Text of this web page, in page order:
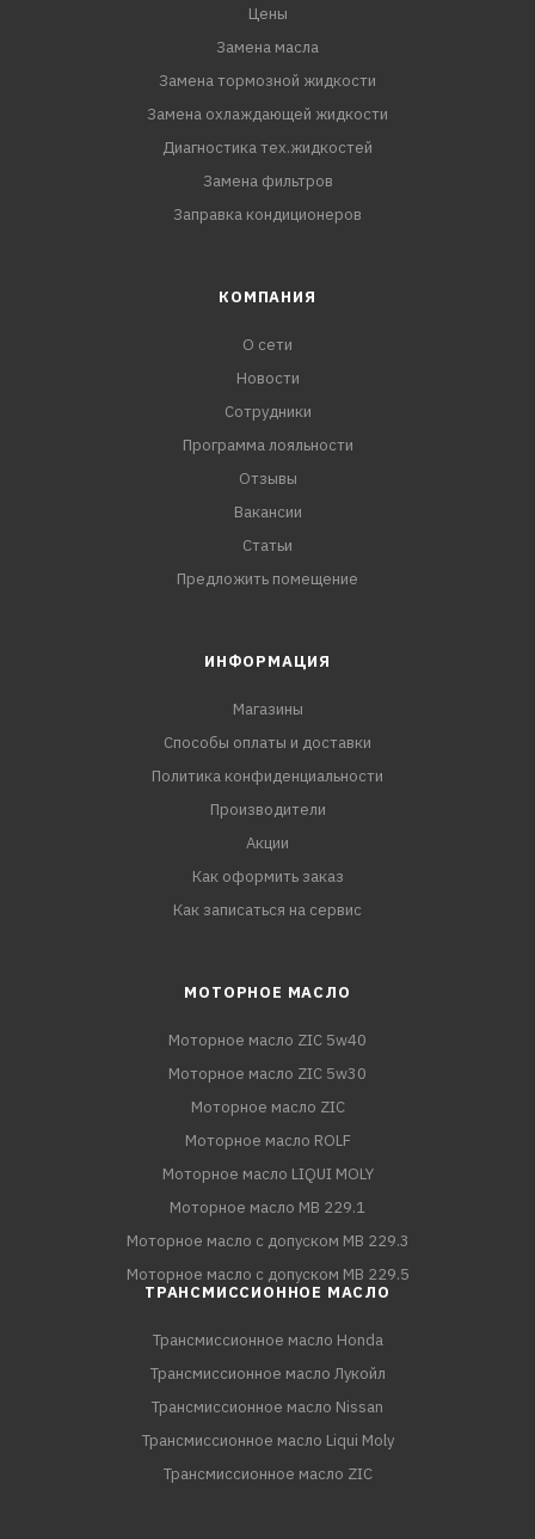
Цены
Замена масла
Замена тормозной жидкости
Замена охлаждающей жидкости
Диагностика тех.жидкостей
Замена фильтров
Заправка кондиционеров
КОМПАНИЯ
О сети
Новости
Сотрудники
Программа лояльности
Отзывы
Вакансии
Статьи
Предложить помещение
ИНФОРМАЦИЯ
Магазины
Способы оплаты и доставки
Политика конфиденциальности
Производители
Акции
Как оформить заказ
Как записаться на сервис
МОТОРНОЕ МАСЛО
Моторное масло ZIC 5w40
Моторное масло ZIC 5w30
Моторное масло ZIC
Моторное масло ROLF
Моторное масло LIQUI MOLY
Моторное масло MB 229.1
Моторное масло с допуском MB 229.3
Моторное масло с допуском MB 229.5
ТРАНСМИССИОННОЕ МАСЛО
Трансмиссионное масло Honda
Трансмиссионное масло Лукойл
Трансмиссионное масло Nissan
Трансмиссионное масло Liqui Moly
Трансмиссионное масло ZIC